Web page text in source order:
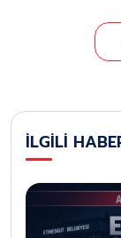
İLGİLİ